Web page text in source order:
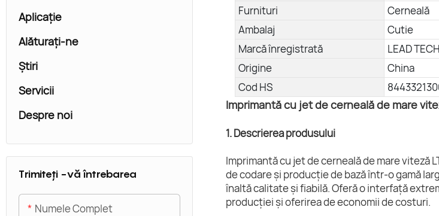
Furnituri
Cerneală
Ambalaj
Cutie
Marcă înregistrată
LEAD TECH
Origine
China
Cod HS
Imprimantă cu jet de cerneală de mare
1. Descrierea produsului
Imprimantă cu jet de cerneală de mare viteză
de codare și producție de bază într-o gamă
înaltă calitate și fiabilă. Oferă o interfață
producției și oferirea de economii de costuri.
Aplicație
Alăturaţi-ne
Ştiri
Servicii
Despre noi
Trimiteți -vă întrebarea
Numele Complet